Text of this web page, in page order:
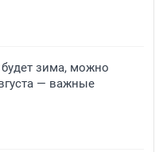
зима, можно
— важные